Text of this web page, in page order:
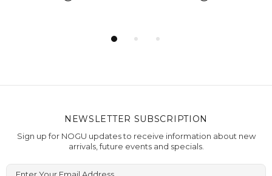
NEWSLETTER SUBSCRIPTION
Sign up for NOGU updates to receive information about new
arrivals, future events and specials.
Enter Your Email Address